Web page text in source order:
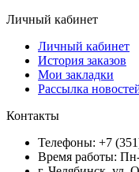
Личный кабинет
Личный кабинет
История заказов
Мои закладки
Рассылка
Контакты
Телефоны: +7
Время работы: